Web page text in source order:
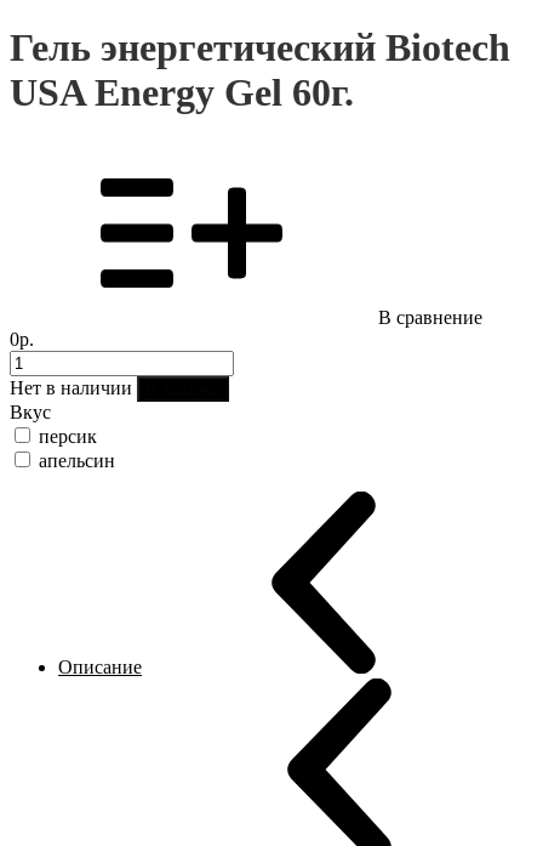
Гель энергетический Biotech
USA Energy Gel 60г.
В сравнение
0р.
Нет в наличии
Вкус
персик
апельсин
Описание